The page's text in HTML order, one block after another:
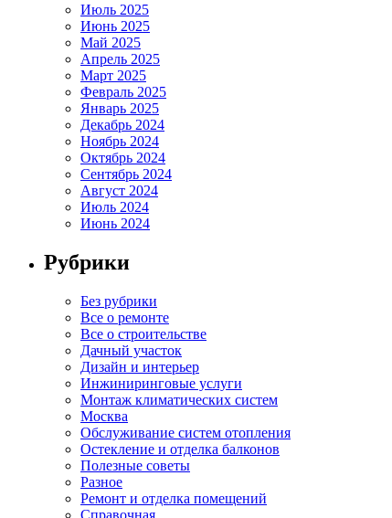
Июль 2025
Июнь 2025
Май 2025
Апрель 2025
Март 2025
Февраль 2025
Январь 2025
Декабрь 2024
Ноябрь 2024
Октябрь 2024
Сентябрь 2024
Август 2024
Июль 2024
Июнь 2024
Рубрики
Без рубрики
Все о ремонте
Все о строительстве
Дачный участок
Дизайн и интерьер
Инжиниринговые услуги
Монтаж климатических систем
Москва
Обслуживание систем отопления
Остекление и отделка балконов
Полезные советы
Разное
Ремонт и отделка помещений
Справочная